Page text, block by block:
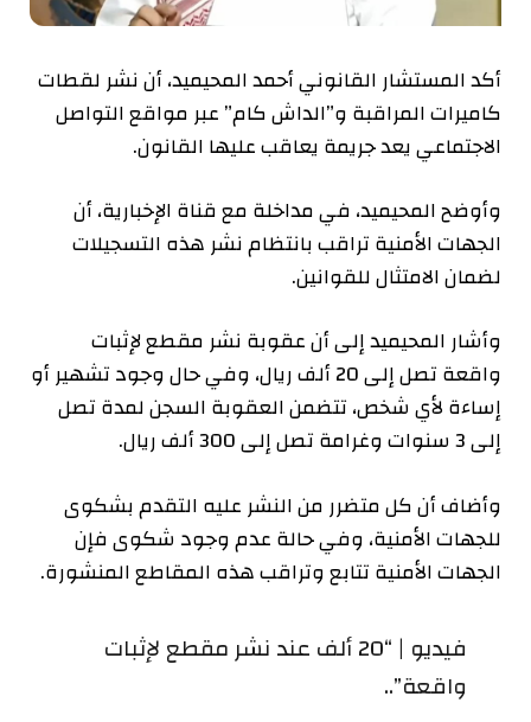
أكد المستشار القانوني أحمد المحيميد، أن نشر لقطات
كاميرات المراقبة و”الداش كام” عبر مواقع التواصل
الاجتماعي يعد جريمة يعاقب عليها القانون.
وأوضح المحيميد، في مداخلة مع قناة الإخبارية، أن
الجهات الأمنية تراقب بانتظام نشر هذه التسجيلات
لضمان الامتثال للقوانين.
وأشار المحيميد إلى أن عقوبة نشر مقطع لإثبات
واقعة تصل إلى 20 ألف ريال، وفي حال وجود تشهير أو
إساءة لأي شخص، تتضمن العقوبة السجن لمدة تصل
إلى 3 سنوات وغرامة تصل إلى 300 ألف ريال.
وأضاف أن كل متضرر من النشر عليه التقدم بشكوى
للجهات الأمنية، وفي حالة عدم وجود شكوى فإن
الجهات الأمنية تتابع وتراقب هذه المقاطع المنشورة.
فيديو | “20 ألف عند نشر مقطع لإثبات
واقعة”..